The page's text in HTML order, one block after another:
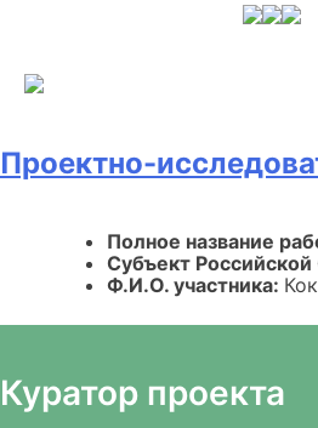
Проектно-
Полное название
Субъект
Ф.И.О. участника:
Куратор проекта